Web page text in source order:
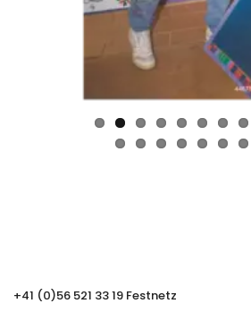
+41 (0)56 521 33 19 Festnetz